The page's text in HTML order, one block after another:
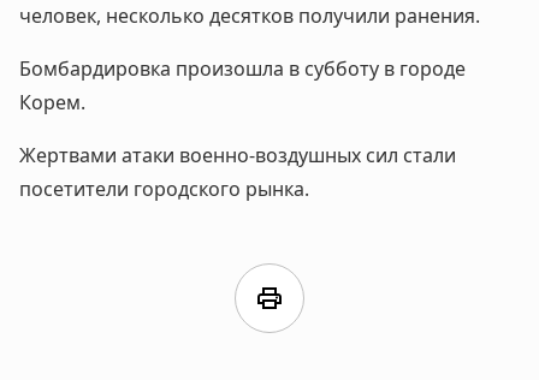
человек, несколько десятков получили ранения.
Бомбардировка произошла в субботу в городе
Корем.
Жертвами атаки военно-воздушных сил стали
посетители городского рынка.
print